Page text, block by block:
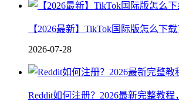
【2026最新】TikTok国际版怎么下
2026-07-28
Reddit如何注册？2026最新完整教